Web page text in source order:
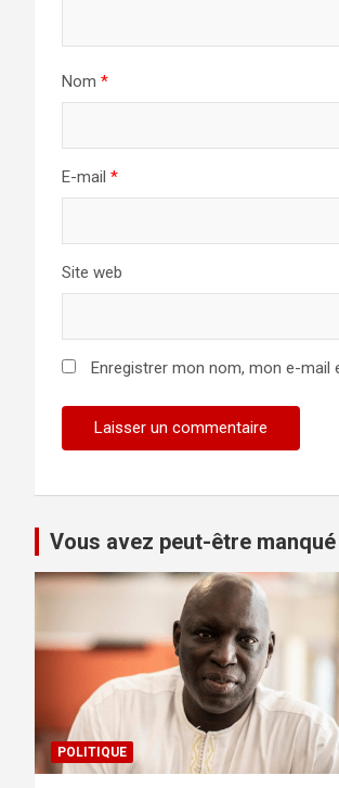
Nom *
E-mail *
Site web
Enregistrer mon nom, mon e-mail
Vous avez peut-être manqué
POLITIQUE